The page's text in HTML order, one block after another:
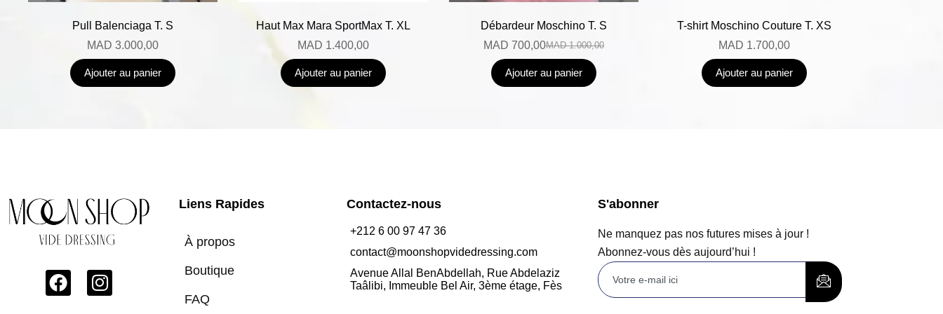
Pull Balenciaga T. S
MAD 3.000,00
Ajouter au panier
Haut Max Mara SportMax T. XL
MAD 1.400,00
Ajouter au panier
Débardeur Moschino T. S
MAD1.000,00
MAD 700,00
Ajouter au panier
T-shirt Moschino Couture T. XS
MAD 1.700,00
Ajouter au panier
Liens Rapides
À propos
Boutique
FAQ
Contactez-nous
+212 6 00 97 47 36
contact@moonshopvidedressing.com
Avenue Allal BenAbdellah, Rue Abdelaziz
Taâlibi, Immeuble Bel Air, 3ème étage, Fès
S'abonner
Ne manquez pas nos futures mises à jour !
Abonnez-vous dès aujourd’hui !